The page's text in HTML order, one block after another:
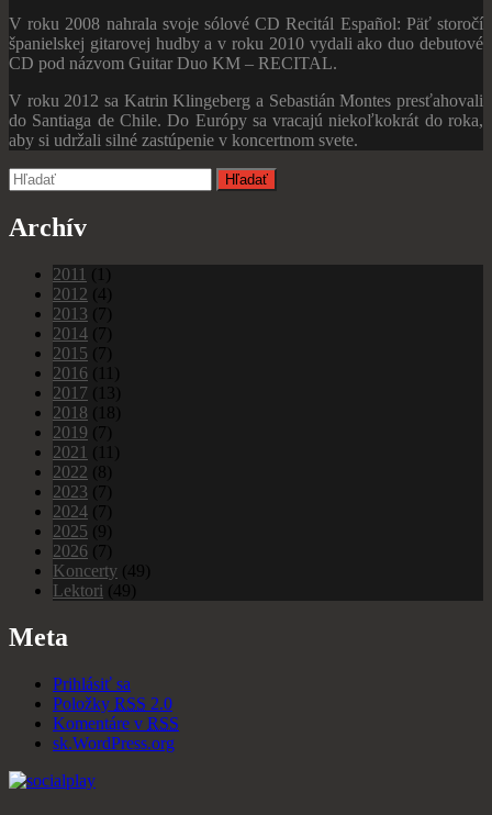
V roku 2008 nahrala svoje sólové CD Recitál Español: Päť storočí
španielskej gitarovej hudby a v roku 2010 vydali ako duo debutové
CD pod názvom Guitar Duo KM – RECITAL.
V roku 2012 sa Katrin Klingeberg a Sebastián Montes presťahovali
do Santiaga de Chile. Do Európy sa vracajú niekoľkokrát do roka,
aby si udržali silné zastúpenie v koncertnom svete.
Archív
2011 (1)
2012 (4)
2013 (7)
2014 (7)
2015 (7)
2016 (11)
2017 (13)
2018 (18)
2019 (7)
2021 (11)
2022 (8)
2023 (7)
2024 (7)
2025 (9)
2026 (7)
Koncerty (49)
Lektori (49)
Meta
Prihlásiť sa
Položky RSS 2.0
Komentáre v RSS
sk.WordPress.org